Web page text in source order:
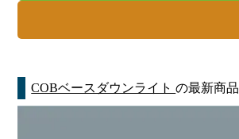
COBベースダウンライトの最新商品